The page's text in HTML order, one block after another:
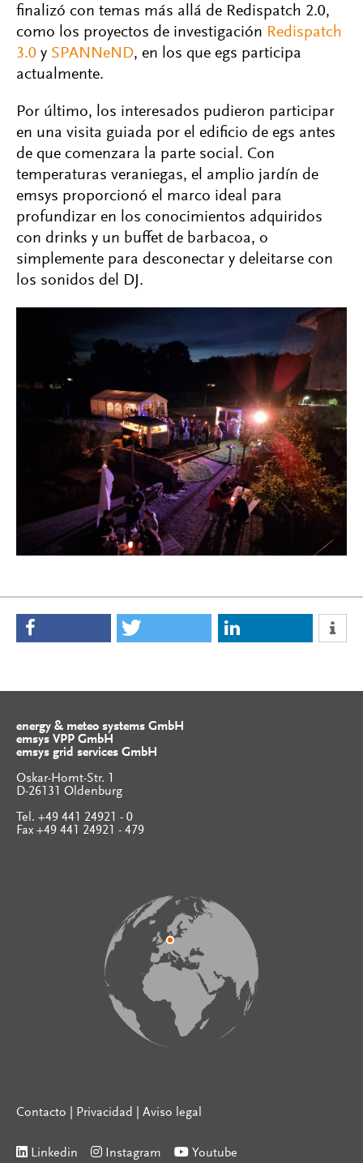
finalizó con temas más allá de Redispatch 2.0,
como los proyectos de investigación Redispatch
3.0 y SPANNeND, en los que egs participa
actualmente.
Por último, los interesados pudieron participar
en una visita guiada por el edificio de egs antes
de que comenzara la parte social. Con
temperaturas veraniegas, el amplio jardín de
emsys proporcionó el marco ideal para
profundizar en los conocimientos adquiridos
con drinks y un buffet de barbacoa, o
simplemente para desconectar y deleitarse con
los sonidos del DJ.
energy & meteo systems GmbH
emsys VPP GmbH
emsys grid services GmbH
Oskar-Homt-Str. 1
D-26131 Oldenburg
Tel. +49 441 24921 - 0
Fax +49 441 24921 - 479
Contacto Privacidad Aviso legal
Linkedin Instagram Youtube